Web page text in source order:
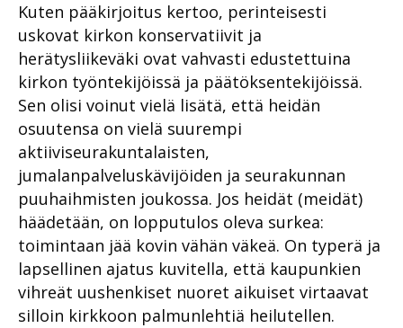
Kuten pääkirjoitus kertoo, perinteisesti
uskovat kirkon konservatiivit ja
herätysliikeväki ovat vahvasti edustettuina
kirkon työntekijöissä ja päätöksentekijöissä.
Sen olisi voinut vielä lisätä, että heidän
osuutensa on vielä suurempi
aktiiviseurakuntalaisten,
jumalanpalveluskävijöiden ja seurakunnan
puuhaihmisten joukossa. Jos heidät (meidät)
häädetään, on lopputulos oleva surkea:
toimintaan jää kovin vähän väkeä. On typerä ja
lapsellinen ajatus kuvitella, että kaupunkien
vihreät uushenkiset nuoret aikuiset virtaavat
silloin kirkkoon palmunlehtiä heilutellen.